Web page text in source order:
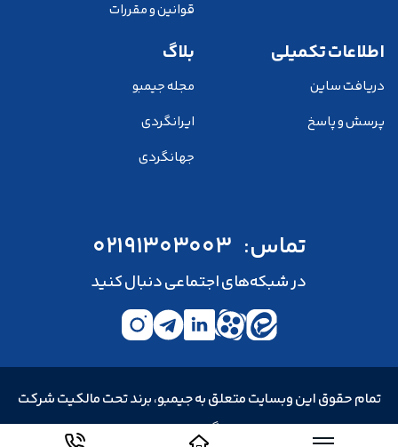
قوانین و مقررات
اطلاعات تکمیلی
دریافت ساین
پرسش و پاسخ
بلاگ
مجله جیمبو
ایرانگردی
جهانگردی
تماس: 02191303003
در شبکه‌های اجتماعی دنبال کنید
تمام حقوق این وبسایت متعلق به جیمبو، برند تحت مالکیت شرکت
خدمات مسافرت هوایی و جهانگردی و زیارتی سپید پرواز توس است.